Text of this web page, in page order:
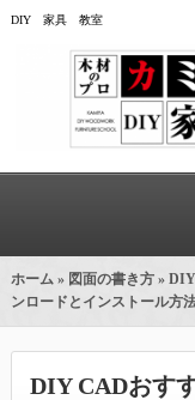
DIY 家具 教室
ホーム » 図面の書き方» DIY
ンロードとインストール方
DIY CADおす